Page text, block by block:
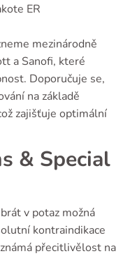
ER
mezinárodně
a Sanofi, které
Doporučuje se,
na základě
zajišťuje optimální
& Special
v potaz možná
kontraindikace
přecitlivělost na